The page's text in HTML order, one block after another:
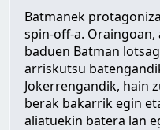
Batmanek
spin-off-a.
baduen Batman
arriskutsu
Jokerrengandik, hain
berak bakarrik egin
aliatuekin batera lan